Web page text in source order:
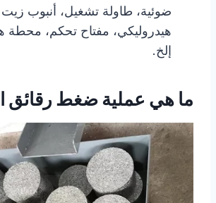
ضوئية، طاولة تشغيل، أنبوب زيت
هيدروليكي، مفتاح تحكم، محطة
إلخ.
ما هي عملية ضغط رقائق